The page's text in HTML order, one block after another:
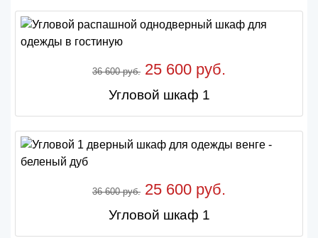
36 600 руб. 25 600 руб.
Угловой шкаф 1
36 600 руб. 25 600 руб.
Угловой шкаф 1